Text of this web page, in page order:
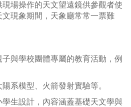
場操作的天文望遠鏡供參觀者使
現象期間，天象廳常常一票難
與學校團體專屬的教育活動，例
系模型、火箭發射實驗等。
生設計，內容涵蓋基礎天文學與